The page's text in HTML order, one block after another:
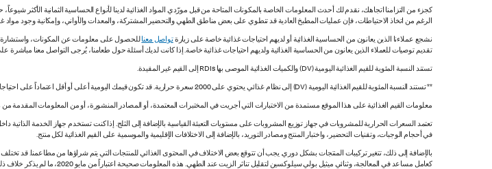
كجزء من التزامنا اتجاهك، نقدم لك أحدث المعلومات الخاصة بالمكونات المتاحة من قبل مورّدي المواد الغذائية لدينا لأنواع الحساسية الثمانية الأكثر
الرغم من اتخاذ الاحتياطات، فإن عمليات المطبخ العادية قد تنطوي على بعض مناطق الطهي والتحضير المشتركة، والمعدات والأواني، وإمكانية وجود
نشجع عملاءنا الذين يعانون من الحساسية الغذائية أو لديهم احتياجات غذائية خاصة على زيارةتواصل معناللحصول على معلومات عن المكونات، واستشارة
تقديم توصيات للعملاء الذين يعانون من الحساسية الغذائية ولديهم احتياجات غذائية خاصة. إذا كانت لديك أسئلة حول طعامنا، يُرجى التواصل معنا مباشرة
تستند النسبة المئوية للقيم الغذائية اليومية (DV) والكميات الغذائية الموصى بها RDIs إلى القيم غير المقيدة.
** تستند النسبة المئوية للقيم الغذائية اليومية (DV) إلى نظام غذائي يحتوي على 2000 سعرة حرارية. قد تكون قيمك اليومية أعلى أو أقل اعتماداً على احتياجاتك من السعرات الحرارية.
معلومات القيم الغذائية على هذا الموقع مستمدة من الاختبارات التي أجريت في المختبرات المعتمدة، أو المصادر المنشورة، أو من المعلومات المقدمة
تعتمد السعرات الحرارية للمشروبات في جهاز توزيع المشروبات على مستويات التعبئة القياسية بالإضافة إلى الثلج. إذا كنت تستخدم جهاز الخدمة
في أحجام الوجبات، وتقنيات التحضير، واختبار المنتج ومصادر التوريد، بالإضافة إلى الاختلافات الإقليمية والموسمية على القيم الغذائية لكل منتج.
بالإضافة إلى ذلك، تتغير تركيبات المنتجات بشكل دوري. يجب أن تتوقع بعض الاختلاف في المحتوى الغذائي للمنتجات التي يتم شراؤها من مطاعمنا.
كعامل مساعد في المعالجة، وثنائي ميثيل بولي سيلوكسين لتقليل تناثر الزيت عند الطهي. هذه المعلومات صحيحة اعتباراً من مايو 2020، ما لم يذكر خلاف ذلك.